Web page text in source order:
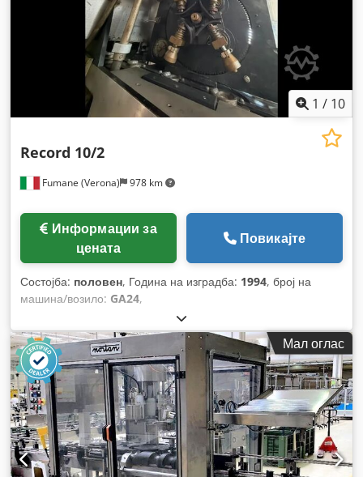
1 / 10
Fumane (Verona) 978 km
Record 10/2
цената
Повикајте
Состојба: половен, Година на изградба: 1994, број на
машина/возило: GA24,
Мал оглас